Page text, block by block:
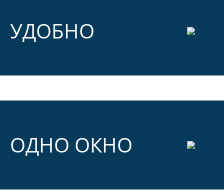
УДОБНО
ОДНО ОКНО